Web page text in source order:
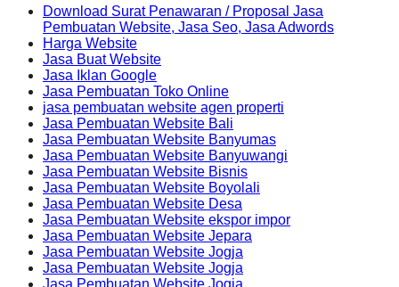
Download Surat Penawaran / Proposal Jasa
Pembuatan Website, Jasa Seo, Jasa Adwords
Harga Website
Jasa Buat Website
Jasa Iklan Google
Jasa Pembuatan Toko Online
jasa pembuatan website agen properti
Jasa Pembuatan Website Bali
Jasa Pembuatan Website Banyumas
Jasa Pembuatan Website Banyuwangi
Jasa Pembuatan Website Bisnis
Jasa Pembuatan Website Boyolali
Jasa Pembuatan Website Desa
Jasa Pembuatan Website ekspor impor
Jasa Pembuatan Website Jepara
Jasa Pembuatan Website Jogja
Jasa Pembuatan Website Jogja